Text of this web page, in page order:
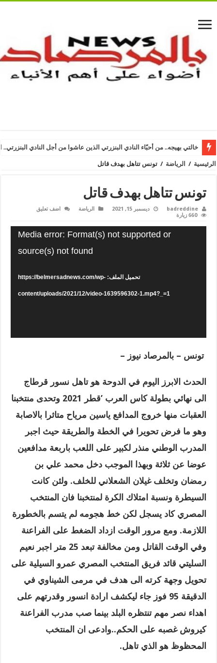
خالتي بهيجه.. من أحبّاء النادي البنزرتي الذين عاشوا من أجل النادي البنزرتي..
الرئيسية / الرياضة / تونس تتاهل بهدف قاتل
تونس تتاهل بهدف قاتل
badreddine ديسمبر 15, 2021 الرياضة
اضف تعليق
660 زيارة
Media error: Format(s) not supported or
source(s) not found
تحميل الملف: https://belmersadnews.com/wp-
content/uploads/2021/12/video-1639596302-1.mp4?_=1
تونس – بالمرصاد نيوز –
الحدث الابرز اليوم في الدوحة هو تاهل نسور قرطاج
الى
نهائي بطولة كاس العرب ’قطر 2021 وتحدى منتخبنا
العقبات منها خروج المدافع ياسين مرياح متاثرا بالاصابة
وهو ما فرض تحويرا في الخطة والطريقة حيث اجبر
المدرب الوطني منذر لكبير على اللعب باربعة مدافعين
عوضا عن ثلاثة وبهذا الموجب دخل محمد علي بن
رمضان وتخلف غيلان الشعلاني للخلف. ولئن كانت
السيطرة ونسبة امتلاك الكرة لمنتخبنا فان المنتخب
المصري كاد يسجل لكن خط هجومه لم يتسم بالخطورة
اللازمة. ومع مرور الوقت ازداد الضغط على الفراعنة
وفي الوقت القاتل ومن مخالفة تبعد 25 متر اجبر نعيم
السليتي قائد فريق المنتخب المصري عمرو السيلية على
تحويل وجهة كرته الى هدف في مرمى الشيناوي في
الدقيقة 95 فوز جاء ليكشف ارادة انسور وقدرتهم على
اهداء نصر مهم تنتظره البلد بينما صب مدرب الفراعنة
كيروش غصبه على الحكم..وادعى ان المنتخب
المحظوظ هو الذي تاهل.